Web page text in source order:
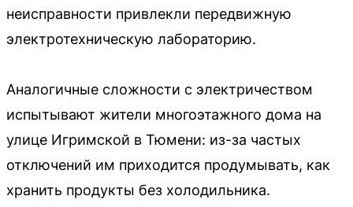
неисправности привлекли передвижную
электротехническую лабораторию.
Аналогичные сложности с электричеством
испытывают жители многоэтажного дома на
улице Игримской в Тюмени: из-за частых
отключений им приходится продумывать, как
хранить продукты без холодильника.